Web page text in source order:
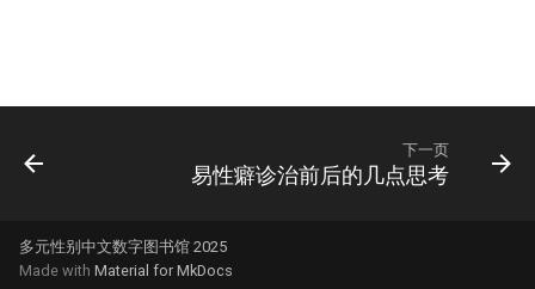
下一页
易性癖诊治前后的几点思考
多元性别中文数字图书馆 2025
Made with Material for MkDocs